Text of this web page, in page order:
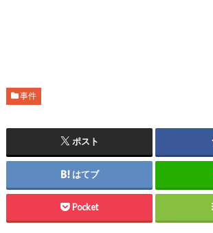
事件
ポスト
はてブ
Pocket